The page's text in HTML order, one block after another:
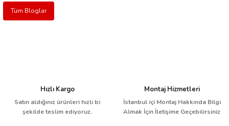
Tüm Bloglar
Hızlı Kargo
Satın aldığınız ürünleri hızlı bi
şekilde teslim ediyoruz.
Montaj Hizmetleri
İstanbul içi Montaj Hakkında Bilgi
Almak İçin İletişime Geçebilirsiniz